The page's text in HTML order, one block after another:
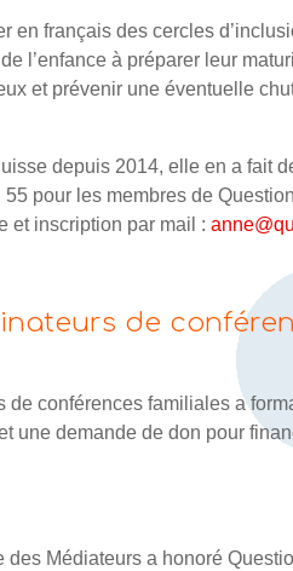
en français des cercles
l’enfance à préparer leur
et prévenir une éventuelle
depuis 2014, elle en a fait
pour les membres de
et inscription par mail :
de
conférences familiales a
une demande de don pour
Médiateurs a honoré